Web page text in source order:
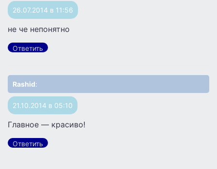
26.07.2014 в 11:56
не че непонятно
Ответить
Rashid:
21.10.2014 в 05:10
Главное — красиво!
Ответить